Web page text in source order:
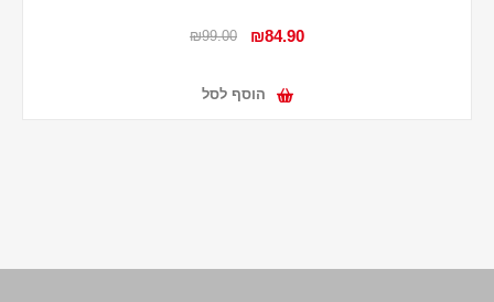
₪84.90
₪99.00
הוסף לסל